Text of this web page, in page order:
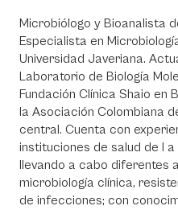
Microbiólogo y Bioanalista
Especialista en
Universidad Javeriana.
Laboratorio de Biología
Fundación Clínica Shaio en
la Asociación Colombiana
central. Cuenta con
instituciones de salud de I a
llevando a cabo diferentes
microbiología clínica,
de infecciones; con